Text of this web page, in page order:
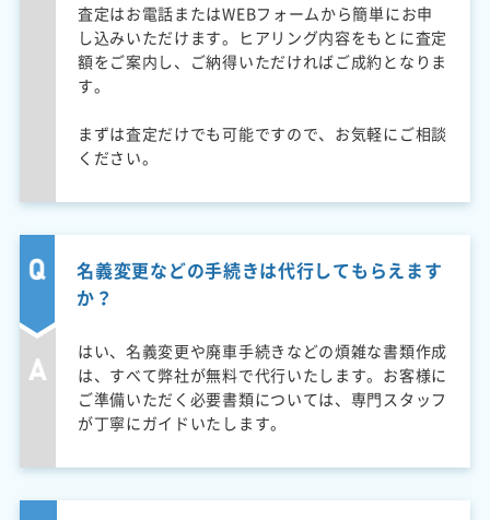
査定はお電話またはWEBフォームから簡単にお申
し込みいただけます。ヒアリング内容をもとに査定
額をご案内し、ご納得いただければご成約となりま
す。
まずは査定だけでも可能ですので、お気軽にご相談
ください。
名義変更などの手続きは代行してもらえます
か？
はい、名義変更や廃車手続きなどの煩雑な書類作成
は、すべて弊社が無料で代行いたします。お客様に
ご準備いただく必要書類については、専門スタッフ
が丁寧にガイドいたします。